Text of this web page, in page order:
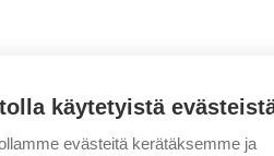
käytetyistä
evästeitä kerätäksemme ja